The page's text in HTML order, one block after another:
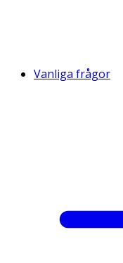
Vanliga frågor